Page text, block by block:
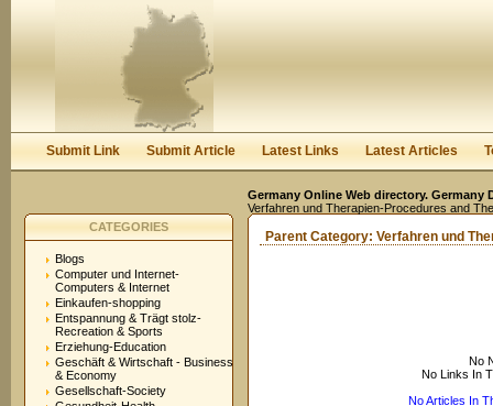
Submit Link Submit Article Latest Links Latest Articles
Germany Online Web directory.
Verfahren und Therapien-Procedures and
CATEGORIES
Blogs
Computer und Internet-
Computers & Internet
Einkaufen-shopping
Entspannung & Trägt stolz-
Recreation & Sports
Erziehung-Education
Geschäft & Wirtschaft - Business
& Economy
Gesellschaft-Society
Parent Category: Verfahren und
No
No Links In
No Articles In